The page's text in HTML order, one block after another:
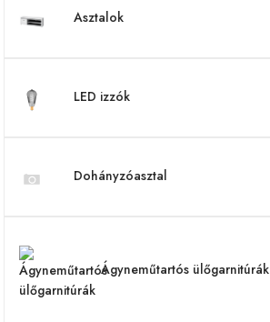
Asztalok
LED izzók
Dohányzóasztal
Ágyneműtartós ülőgarnitúrák